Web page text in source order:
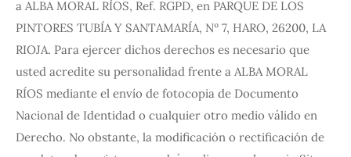
a ALBA MORAL RÍOS, Ref. RGPD, en PARQUE DE LOS
PINTORES TUBÍA Y SANTAMARÍA, Nº 7, HARO, 26200, LA
RIOJA. Para ejercer dichos derechos es necesario que
usted acredite su personalidad frente a ALBA MORAL
RÍOS mediante el envío de fotocopia de Documento
Nacional de Identidad o cualquier otro medio válido en
Derecho. No obstante, la modificación o rectificación de